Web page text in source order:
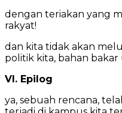
dengan teriakan yang
rakyat!
dan kita tidak akan
politik kita, bahan
VI. Epilog
ya, sebuah rencana,